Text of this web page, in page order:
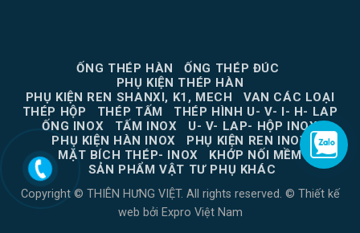
ỐNG THÉP HÀN
ỐNG THÉP ĐÚC
PHỤ KIỆN THÉP HÀN
PHỤ KIỆN REN SHANXI, K1, MECH
VAN CÁC LOẠI
THÉP HỘP
THÉP TẤM
THÉP HÌNH U- V- I- H- LAP
ỐNG INOX
TẤM INOX
U- V- LAP- HỘP INOX
PHỤ KIỆN HÀN INOX
PHỤ KIỆN REN INOX
MẶT BÍCH THÉP- INOX
KHỚP NỐI MỀM
SẢN PHẨM VẬT TƯ PHỤ KHÁC
Copyright © THIÊN HƯNG VIỆT. All rights reserved. © Thiết kế
web bởi Expro Việt Nam